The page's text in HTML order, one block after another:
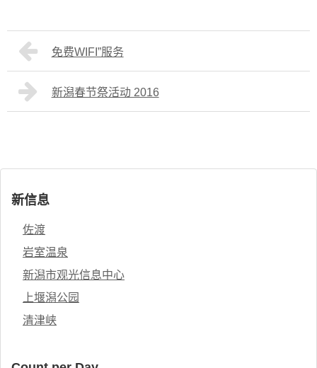
免费WIFI”服务
新潟春节祭活动 2016
新信息
佐渡
岩室温泉
新潟市观光信息中心
上堰潟公园
清津峡